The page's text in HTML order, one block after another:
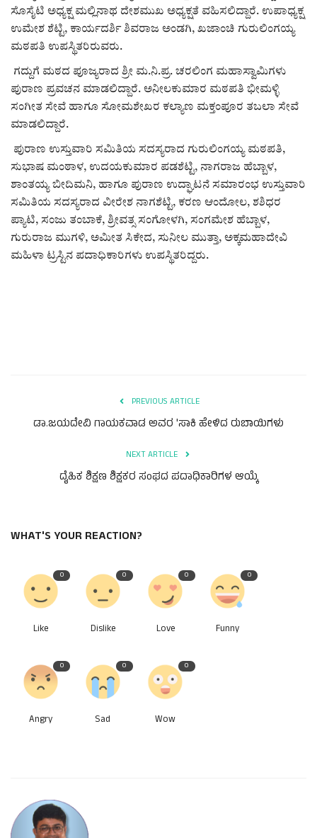
ಸೊಸೈಟಿ ಅಧ್ಯಕ್ಷ ಮಲ್ಲಿನಾಥ ದೇಶಮುಖ ಅಧ್ಯಕ್ಷತೆ ವಹಿಸಲಿದ್ದಾರೆ. ಉಪಾಧ್ಯಕ್ಷ
ಉಮೇಶ ಶೆಟ್ಟಿ, ಕಾರ್ಯದರ್ಶಿ ಶಿವರಾಜ ಅಂಡಗಿ, ಖಜಾಂಚಿ ಗುರುಲಿಂಗಯ್ಯ
ಮಠಪತಿ ಉಪಸ್ಥಿತರಿರುವರು.
ಗದ್ದುಗೆ ಮಠದ ಪೂಜ್ಯರಾದ ಶ್ರೀ ಮ.ನಿ.ಪ್ರ. ಚರಲಿಂಗ ಮಹಾಸ್ವಾಮಿಗಳು
ಪುರಾಣ ಪ್ರವಚನ ಮಾಡಲಿದ್ದಾರೆ. ಅನೀಲಕುಮಾರ ಮಠಪತಿ ಭೀಮಳ್ಳಿ
ಸಂಗೀತ ಸೇವೆ ಹಾಗೂ ಸೋಮಶೇಖರ ಕಲ್ಯಾಣ ಮಕ್ತಂಪೂರ ತಬಲಾ ಸೇವೆ
ಮಾಡಲಿದ್ದಾರೆ.
ಪುರಾಣ ಉಸ್ತುವಾರಿ ಸಮಿತಿಯ ಸದಸ್ಯರಾದ ಗುರುಲಿಂಗಯ್ಯ ಮಠಪತಿ,
ಸುಭಾಷ ಮಂಠಾಳ, ಉದಯಕುಮಾರ ಪಡಶೆಟ್ಟಿ, ನಾಗರಾಜ ಹೆಬ್ಬಾಳ,
ಶಾಂತಯ್ಯ ಬೀದಿಮನಿ, ಹಾಗೂ ಪುರಾಣ ಉದ್ಘಾಟನೆ ಸಮಾರಂಭ ಉಸ್ತುವಾರಿ
ಸಮಿತಿಯ ಸದಸ್ಯರಾದ ವೀರೇಶ ನಾಗಶೆಟ್ಟಿ, ಕರಣ ಆಂದೋಲ, ಶಶಿಧರ
ಪ್ಯಾಟಿ, ಸಂಜು ತಂಬಾಕೆ, ಶ್ರೀವತ್ಸ ಸಂಗೋಳಗಿ, ಸಂಗಮೇಶ ಹೆಬ್ಬಾಳ,
ಗುರುರಾಜ ಮುಗಳಿ, ಅಮೀತ ಸಿಕೇದ, ಸುನೀಲ ಮುತ್ತಾ, ಅಕ್ಕಮಹಾದೇವಿ
ಮಹಿಳಾ ಟ್ರಸ್ಟಿನ ಪದಾಧಿಕಾರಿಗಳು ಉಪಸ್ಥಿತರಿದ್ದರು.
PREVIOUS ARTICLE
ಡಾ.ಜಯದೇವಿ ಗಾಯಕವಾಡ ಅವರ 'ಸಾಕಿ ಹೇಳಿದ ರುಬಾಯಿಗಳು
NEXT ARTICLE
ದೈಹಿಕ ಶಿಕ್ಷಣ ಶಿಕ್ಷಕರ ಸಂಘದ ಪದಾಧಿಕಾರಿಗಳ ಆಯ್ಕೆ
WHAT'S YOUR REACTION?
0
Like
0
Dislike
0
Love
0
Funny
0
Angry
0
Sad
0
Wow